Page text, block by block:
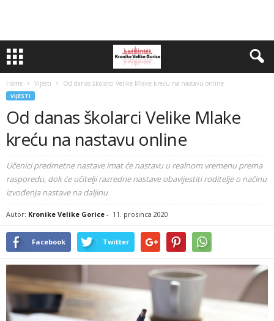
Home Vijesti Od danas školarci Velike Mlake kreću na nastavu online
VIJESTI
Od danas školarci Velike Mlake
kreću na nastavu online
Učenici predmetne nastave imat će nastavu u realnom vremenu prema
rasporedu, dok će učitelji razredne nastave obavijestiti roditelje o načinu
izvođenja nastave na daljinu
Autor: Kronike Velike Gorice - 11. prosinca 2020
Facebook Twitter